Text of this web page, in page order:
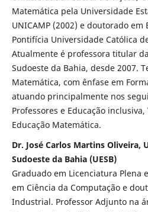
Matemática pela Universidade
UNICAMP (2002) e doutorado
Pontifícia Universidade Católica
Atualmente é professora titular
Sudoeste da Bahia, desde 2007.
Matemática, com ênfase em
atuando principalmente nos
Professores e Educação
Educação Matemática.
Dr. José Carlos Martins Oliveira,
Sudoeste da Bahia (UESB)
Graduado em Licenciatura Plena
em Ciência da Computação e
Industrial. Professor Adjunto na